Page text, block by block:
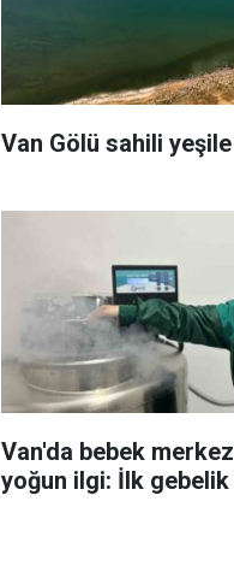
Van Gölü sahili
Van'da bebek
yoğun ilgi: İlk gebelik